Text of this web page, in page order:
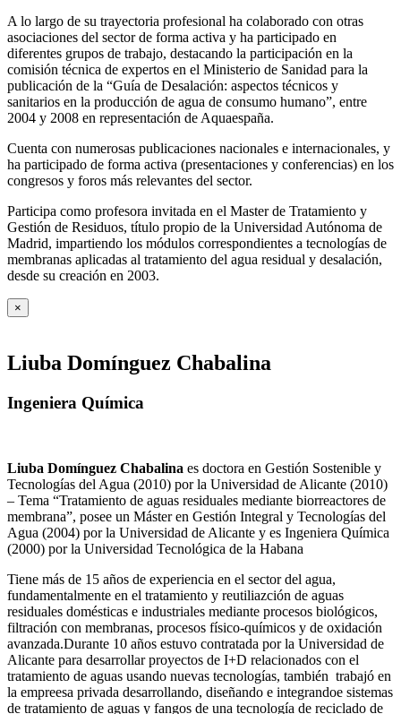
A lo largo de su trayectoria profesional ha colaborado con otras
asociaciones del sector de forma activa y ha participado en
diferentes grupos de trabajo, destacando la participación en la
comisión técnica de expertos en el Ministerio de Sanidad para la
publicación de la “Guía de Desalación: aspectos técnicos y
sanitarios en la producción de agua de consumo humano”, entre
2004 y 2008 en representación de Aquaespaña.
Cuenta con numerosas publicaciones nacionales e internacionales, y
ha participado de forma activa (presentaciones y conferencias) en los
congresos y foros más relevantes del sector.
Participa como profesora invitada en el Master de Tratamiento y
Gestión de Residuos, título propio de la Universidad Autónoma de
Madrid, impartiendo los módulos correspondientes a tecnologías de
membranas aplicadas al tratamiento del agua residual y desalación,
desde su creación en 2003.
×
Liuba Domínguez Chabalina
Ingeniera Química
Liuba Domínguez Chabalina es doctora en Gestión Sostenible y
Tecnologías del Agua (2010) por la Universidad de Alicante (2010)
– Tema “Tratamiento de aguas residuales mediante biorreactores de
membrana”, posee un Máster en Gestión Integral y Tecnologías del
Agua (2004) por la Universidad de Alicante y es Ingeniera Química
(2000) por la Universidad Tecnológica de la Habana
Tiene más de 15 años de experiencia en el sector del agua,
fundamentalmente en el tratamiento y reutiliazción de aguas
residuales domésticas e industriales mediante procesos biológicos,
filtración con membranas, procesos físico-químicos y de oxidación
avanzada.Durante 10 años estuvo contratada por la Universidad de
Alicante para desarrollar proyectos de I+D relacionados con el
tratamiento de aguas usando nuevas tecnologías, también trabajó en
la empreesa privada desarrollando, diseñando e integrandoe sistemas
de tratamiento de aguas y fangos de una tecnología de reciclado de